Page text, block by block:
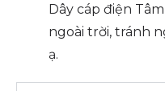
Dây cáp điện
ngoài trời, tránh
ạ.